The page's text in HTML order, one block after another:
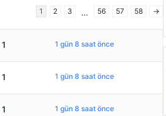
1 2 3 … 56 57 58 →
1 1 gün 8 saat önce
1 1 gün 8 saat önce
1 1 gün 8 saat önce